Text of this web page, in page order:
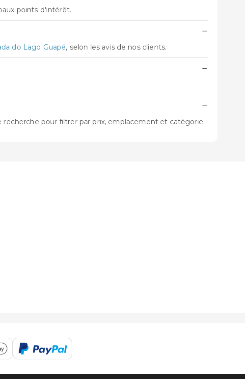
points d'intérêt.
−
do Lago Guapé, selon les avis de nos clients.
−
−
pour filtrer par prix, emplacement et catégorie.